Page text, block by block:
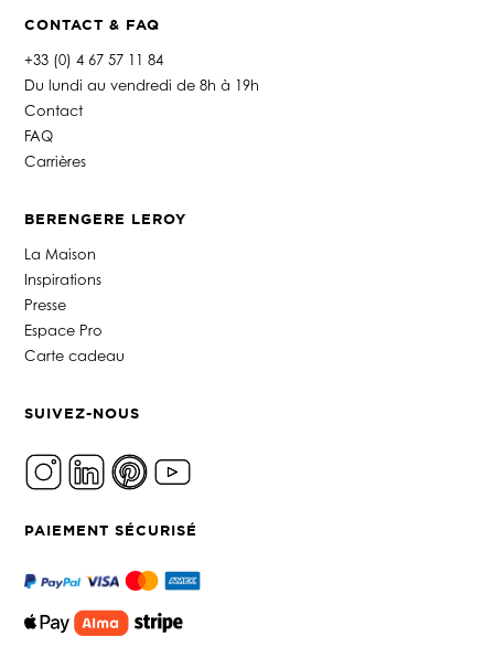
CONTACT & FAQ
+33 (0) 4 67 57 11 84
Du lundi au vendredi de 8h à 19h
Contact
FAQ
Carrières
BERENGERE LEROY
La Maison
Inspirations
Presse
Espace Pro
Carte cadeau
SUIVEZ-NOUS
PAIEMENT SÉCURISÉ